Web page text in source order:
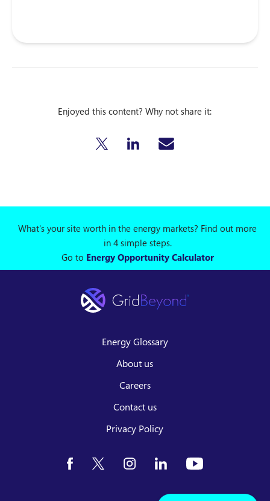
Enjoyed this content? Why not share it:
What's your site worth in the energy markets? Find out more
in 4 simple steps.
Go to Energy Opportunity Calculator
Energy Glossary
About us
Careers
Contact us
Privacy Policy